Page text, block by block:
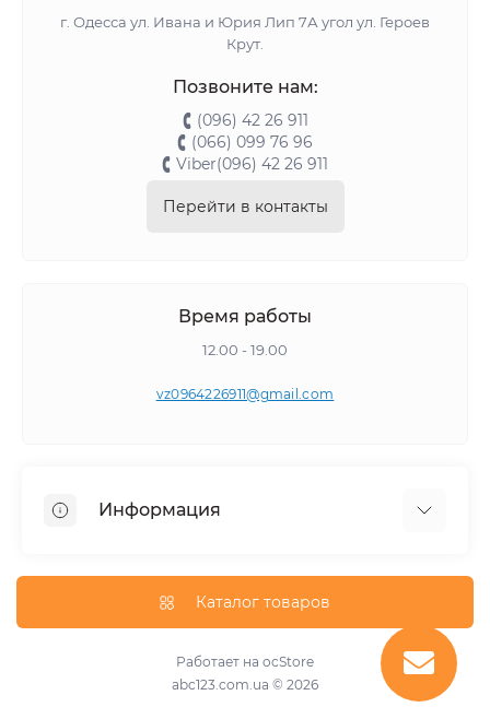
г. Одесса ул. Ивана и Юрия Лип 7А угол ул. Героев
Крут.
Позвоните нам:
(096) 42 26 911
(066) 099 76 96
Viber(096) 42 26 911
Перейти в контакты
Время работы
12.00 - 19.00
vz0964226911@gmail.com
Информация
Каталог товаров
Работает на ocStore
abc123.com.ua © 2026